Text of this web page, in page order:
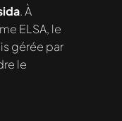
. À
ELSA, le
gérée par
le